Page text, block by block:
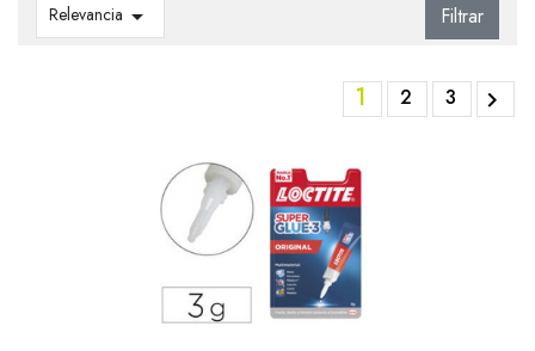
Relevancia  Filtrar
1 2 3 